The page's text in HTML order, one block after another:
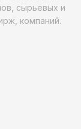
сырьевых и
компаний.